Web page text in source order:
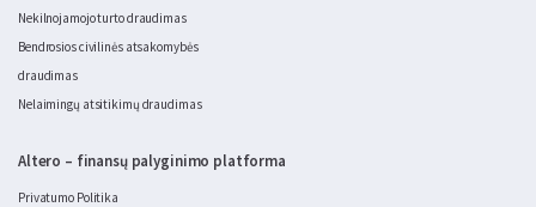
Nekilnojamojo turto draudimas
Bendrosios civilinės atsakomybės
draudimas
Nelaimingų atsitikimų draudimas
Altero – finansų palyginimo platforma
Privatumo Politika